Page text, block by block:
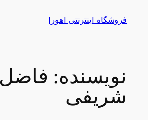
فروشگاه اینترنتی اهورا
نویسنده: فاضل
شریفی